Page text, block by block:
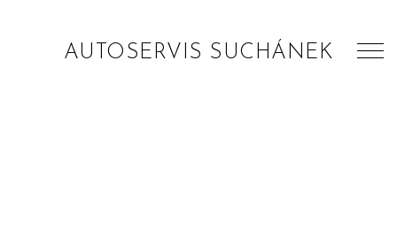
AUTOSERVIS SUCHÁNEK